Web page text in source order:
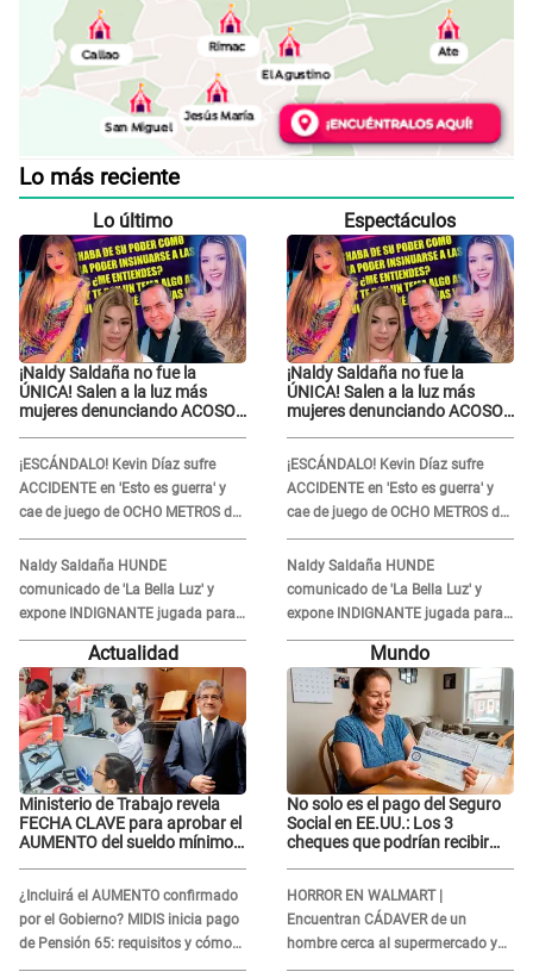
Lo más reciente
Lo último
¡Naldy Saldaña no fue la
ÚNICA! Salen a la luz más
mujeres denunciando ACOSO
¡ESCÁNDALO! Kevin Díaz sufre
ACCIDENTE en 'Esto es guerra' y
cae de juego de OCHO METROS de
altura: "La colchoneta se rompe..."
Naldy Saldaña HUNDE
comunicado de 'La Bella Luz' y
expone INDIGNANTE jugada para
DEFENDER a director: "Que he
tenido algo..."
Espectáculos
¡Naldy Saldaña no fue la
ÚNICA! Salen a la luz más
mujeres denunciando ACOSO
¡ESCÁNDALO! Kevin Díaz sufre
ACCIDENTE en 'Esto es guerra' y
cae de juego de OCHO METROS de
altura: "La colchoneta se rompe..."
Naldy Saldaña HUNDE
comunicado de 'La Bella Luz' y
expone INDIGNANTE jugada para
DEFENDER a director: "Que he
tenido algo..."
Actualidad
Ministerio de Trabajo revela
FECHA CLAVE para aprobar el
AUMENTO del sueldo mínimo:
¿Incluirá el AUMENTO confirmado
por el Gobierno? MIDIS inicia pago
de Pensión 65: requisitos y cómo
obtener el beneficio economico
Mundo
No solo es el pago del Seguro
Social en EE.UU.: Los 3
cheques que podrían recibir
HORROR EN WALMART |
Encuentran CÁDAVER de un
hombre cerca al supermercado y
esto reveló la autopsia que le